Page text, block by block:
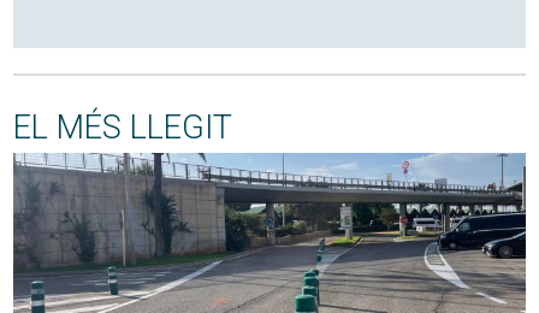
EL MÉS LLEGIT